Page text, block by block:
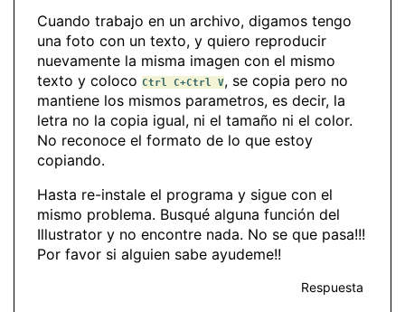
Cuando trabajo en un archivo, digamos tengo
una foto con un texto, y quiero reproducir
nuevamente la misma imagen con el mismo
texto y coloco Ctrl C+Ctrl V, se copia pero no
mantiene los mismos parametros, es decir, la
letra no la copia igual, ni el tamaño ni el color.
No reconoce el formato de lo que estoy
copiando.
Hasta re-instale el programa y sigue con el
mismo problema. Busqué alguna función del
Illustrator y no encontre nada. No se que pasa!!!
Por favor si alguien sabe ayudeme!!
Respuesta